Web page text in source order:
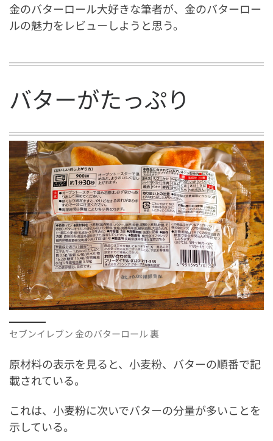
金のバターロール大好きな筆者が、金のバターロー
ルの魅力をレビューしようと思う。
バターがたっぷり
セブンイレブン 金のバターロール 裏
原材料の表示を見ると、小麦粉、バターの順番で記
載されている。
これは、小麦粉に次いでバターの分量が多いことを
示している。